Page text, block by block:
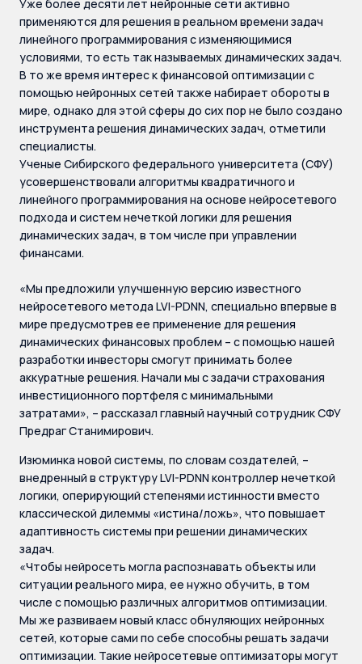
Уже более десяти лет нейронные сети активно
применяются для решения в реальном времени задач
линейного программирования с изменяющимися
условиями, то есть так называемых динамических задач.
В то же время интерес к финансовой оптимизации с
помощью нейронных сетей также набирает обороты в
мире, однако для этой сферы до сих пор не было создано
инструмента решения динамических задач, отметили
специалисты.
Ученые Сибирского федерального университета (СФУ)
усовершенствовали алгоритмы квадратичного и
линейного программирования на основе нейросетевого
подхода и систем нечеткой логики для решения
динамических задач, в том числе при управлении
финансами.
«Мы предложили улучшенную версию известного
нейросетевого метода LVI-PDNN, специально впервые в
мире предусмотрев ее применение для решения
динамических финансовых проблем – с помощью нашей
разработки инвесторы смогут принимать более
аккуратные решения. Начали мы с задачи страхования
инвестиционного портфеля с минимальными
затратами», – рассказал главный научный сотрудник СФУ
Предраг Станимирович.
Изюминка новой системы, по словам создателей, –
внедренный в структуру LVI-PDNN контроллер нечеткой
логики, оперирующий степенями истинности вместо
классической дилеммы «истина/ложь», что повышает
адаптивность системы при решении динамических
задач.
«Чтобы нейросеть могла распознавать объекты или
ситуации реального мира, ее нужно обучить, в том
числе с помощью различных алгоритмов оптимизации.
Мы же развиваем новый класс обнуляющих нейронных
сетей, которые сами по себе способны решать задачи
оптимизации. Такие нейросетевые оптимизаторы могут